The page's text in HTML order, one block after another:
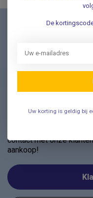
contact met onze
aankoop!
Nieuwsbrief
nieuwe aanbiedingen
De
Uw korting is geldig bij